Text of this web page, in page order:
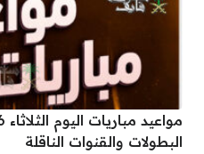
البطولات والقنوات الناقلة